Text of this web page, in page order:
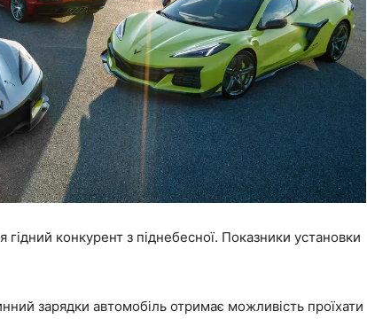
конкурент з піднебесної. Показники установки
зарядки автомобіль отримає можливість проїхати